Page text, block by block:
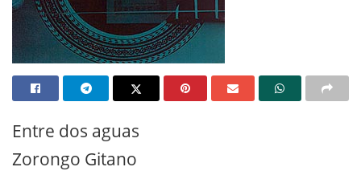
Entre dos aguas
Zorongo Gitano